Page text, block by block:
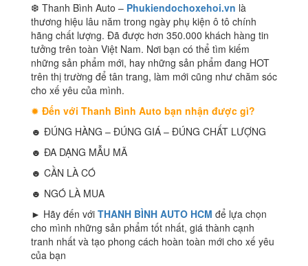
❆ Thanh Bình Auto – Phukiendochoxehoi.vn là
thương hiệu lâu năm trong ngày phụ kiện ô tô chính
hãng chất lượng. Đã được hơn 350.000 khách hàng tin
tưởng trên toàn Việt Nam. Nơi bạn có thể tìm kiếm
những sản phẩm mới, hay những sản phẩm đang HOT
trên thị trường để tân trang, làm mới cũng như chăm sóc
cho xế yêu của mình.
✹ Đến với Thanh Bình Auto bạn nhận được gì?
☻ ĐÚNG HÀNG – ĐÚNG GIÁ – ĐÚNG CHẤT LƯỢNG
☻ ĐA DẠNG MẪU MÃ
☻ CẦN LÀ CÓ
☻ NGÓ LÀ MUA
► Hãy đến với THANH BÌNH AUTO HCM để lựa chọn
cho mình những sản phẩm tốt nhất, giá thành cạnh
tranh nhất và tạo phong cách hoàn toàn mới cho xế yêu
của bạn